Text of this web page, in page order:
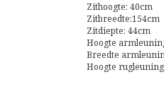
Zithoogte: 40cm
Zitbreedte:154cm
Zitdiepte: 44cm
Hoogte
Breedte
Hoogte